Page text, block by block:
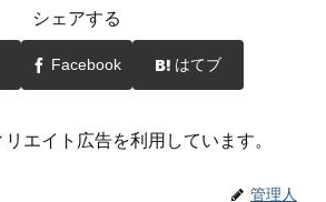
シェアする
Facebook はてブ
エイト広告を利用しています。
管理人